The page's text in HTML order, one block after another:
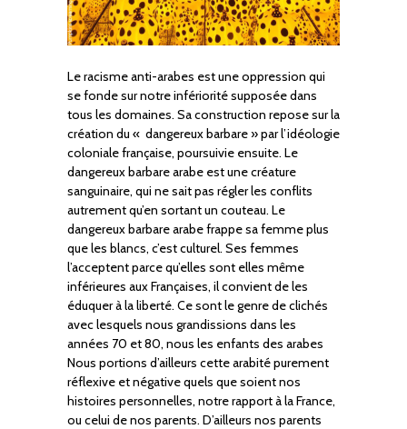
Le racisme anti-arabes est une oppression qui
se fonde sur notre infériorité supposée dans
tous les domaines. Sa construction repose sur la
création du « dangereux barbare » par l’idéologie
coloniale française, poursuivie ensuite. Le
dangereux barbare arabe est une créature
sanguinaire, qui ne sait pas régler les conflits
autrement qu’en sortant un couteau. Le
dangereux barbare arabe frappe sa femme plus
que les blancs, c’est culturel. Ses femmes
l’acceptent parce qu’elles sont elles même
inférieures aux Françaises, il convient de les
éduquer à la liberté. Ce sont le genre de clichés
avec lesquels nous grandissions dans les
années 70 et 80, nous les enfants des arabes
Nous portions d’ailleurs cette arabité purement
réflexive et négative quels que soient nos
histoires personnelles, notre rapport à la France,
ou celui de nos parents. D’ailleurs nos parents